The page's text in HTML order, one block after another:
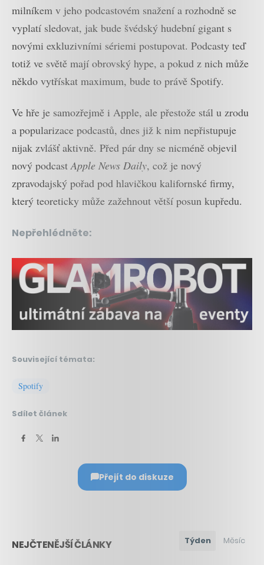
milníkem v jeho podcastovém snažení a rozhodně se
vyplatí sledovat, jak bude švédský hudební gigant s
novými exkluzivními sériemi postupovat. Podcasty teď
totiž ve světě mají obrovský hype, a pokud z nich může
někdo vytřískat maximum, bude to právě Spotify.
Ve hře je samozřejmě i Apple, ale přestože stál u zrodu
a popularizace podcastů, dnes již k nim nepřistupuje
nijak zvlášť aktivně. Před pár dny se nicméně objevil
nový podcast Apple News Daily, což je nový
zpravodajský pořad pod hlavičkou kalifornské firmy,
který teoreticky může zažehnout větší posun kupředu.
Nepřehlédněte:
Související témata:
Spotify
Sdílet článek
Přejít do diskuze
NEJČTENĚJŠÍ ČLÁNKY Týden Měsíc